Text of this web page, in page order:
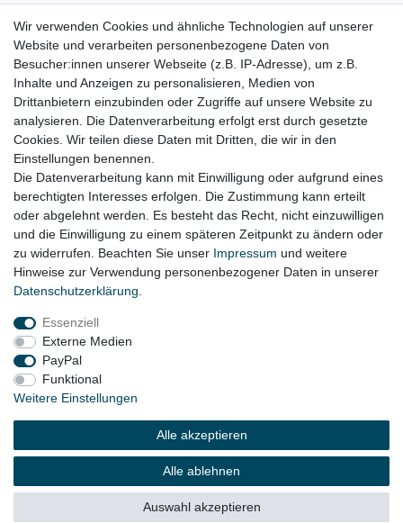
Audi A5 F5 Coupe/Sportback Bj. 2017 - 2020
Audi A6 4G Bj. 2013 – 2018
Audi Q5 8R Bj. 2014 – 2017
Audi Q5 FY Bj- 2018 - 2020
Lieferzeit etwa 1 bis 3 Werktage
Wir verwenden Cookies und ähnliche Technologien auf unserer
Website und verarbeiten personenbezogene Daten von
Besucher:innen unserer Webseite (z.B. IP-Adresse), um z.B.
Inhalte und Anzeigen zu personalisieren, Medien von
Drittanbietern einzubinden oder Zugriffe auf unsere Website zu
analysieren. Die Datenverarbeitung erfolgt erst durch gesetzte
Cookies. Wir teilen diese Daten mit Dritten, die wir in den
Einstellungen benennen.
Die Datenverarbeitung kann mit Einwilligung oder aufgrund eines
berechtigten Interesses erfolgen. Die Zustimmung kann erteilt
oder abgelehnt werden. Es besteht das Recht, nicht einzuwilligen
und die Einwilligung zu einem späteren Zeitpunkt zu ändern oder
zu widerrufen. Beachten Sie unser Impressum und weitere
Hinweise zur Verwendung personenbezogener Daten in unserer
Daten­schutz­erklärung
Essenziell
Externe Medien
PayPal
Funktional
Weitere Einstellungen
Alle akzeptieren
Alle ablehnen
Auswahl akzeptieren
Impressum
Widerrufs­recht
© Copyright 2026 | Alle Rechte vorbehalten.